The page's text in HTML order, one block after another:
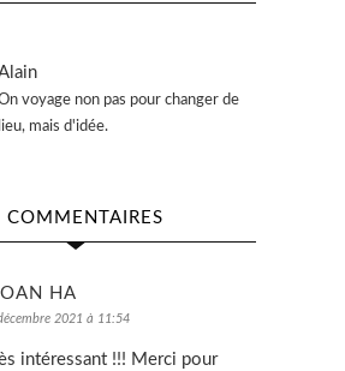
voyage non pas pour changer de
lieu, mais d'idée.
COMMENTAIRES
HA
2021 à 11:54
intéressant !!! Merci pour